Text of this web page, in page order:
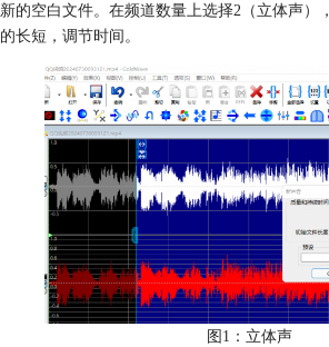
新的空白文件。在频道数量上选择2（立体声）
的长短，调节时间。
图1：立体声